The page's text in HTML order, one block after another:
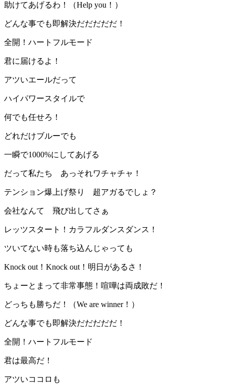
助けてあげるわ！（Help you！）
どんな事でも即解決だだだだだ！
全開！ハートフルモード
君に届けるよ！
アツいエールだって
ハイパワースタイルで
何でも任せろ！
どれだけブルーでも
一瞬で1000%にしてあげる
だって私たち あっそれワチャチャ！
テンション爆上げ祭り 超アガるでしょ？
会社なんて 飛び出してさぁ
レッツスタート！カラフルダンスダンス！
ツいてない時も落ち込んじゃっても
Knock out！Knock out！明日があるさ！
ちょーとまって非常事態！喧嘩は両成敗だ！
どっちも勝ちだ！（We are winner！）
どんな事でも即解決だだだだだ！
全開！ハートフルモード
君は最高だ！
アツいココロも